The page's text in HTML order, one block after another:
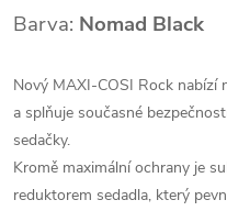
Barva: Nomad Black
Nový MAXI-COSI Rock nabízí
a splňuje současné
sedačky.
Kromě maximální ochrany je
reduktorem sedadla, který